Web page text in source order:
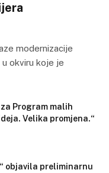
modernizacije
okviru koje je
Program malih
Velika promjena.“
objavila preliminarnu